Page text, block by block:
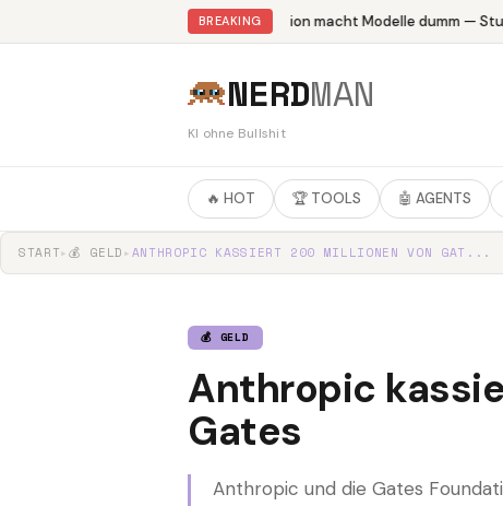
BREAKING
Abliteration macht Modelle dumm —
NERDMAN
KI ohne Bullshit
🔥 HOT 🏆 TOOLS 🤖 AGENTS
START▸ 💰 GELD▸ ANTHROPIC KASSIERT 200 MILLIONEN VON GAT...
💰 GELD
Anthropic
Gates
Anthropic und die Gates